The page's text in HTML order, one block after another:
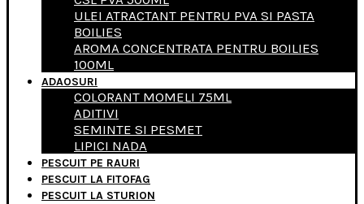
ULEI ATRACTANT PENTRU PVA SI PASTA
BOILIES
AROMA CONCENTRATA PENTRU BOILIES
100ML
ADAOSURI
COLORANT MOMELI 75ML
ADITIVI
SEMINTE SI PESMET
LIPICI NADA
PESCUIT PE RAURI
PESCUIT LA FITOFAG
PESCUIT LA STURION